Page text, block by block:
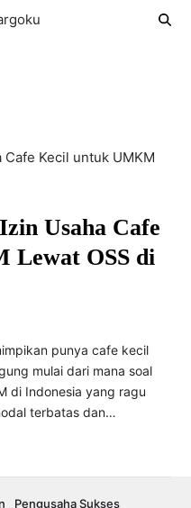
Usaha Cafe
Lewat OSS di
punya cafe kecil
mulai dari mana soal
di Indonesia yang ragu
terbatas dan…
Pengusaha Sukses